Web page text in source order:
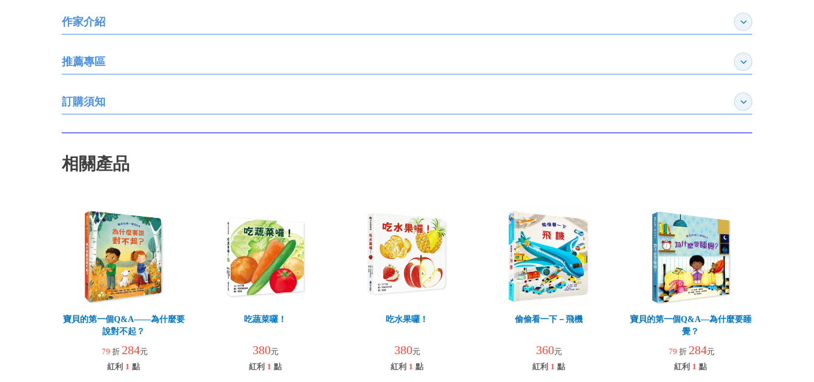
作家介紹 展開作家介紹
推薦專區 展開推薦專區
訂購須知 展開訂購須知
相關產品
寶貝的第一個Q&A――為什麼要
說對不起？
79 折 284元
紅利 1 點
吃蔬菜囉！
380元
紅利 1 點
吃水果囉！
380元
紅利 1 點
偷偷看一下－飛機
360元
紅利 1 點
寶貝的第一個Q&A—為什麼要睡
覺？
79 折 284元
紅利 1 點